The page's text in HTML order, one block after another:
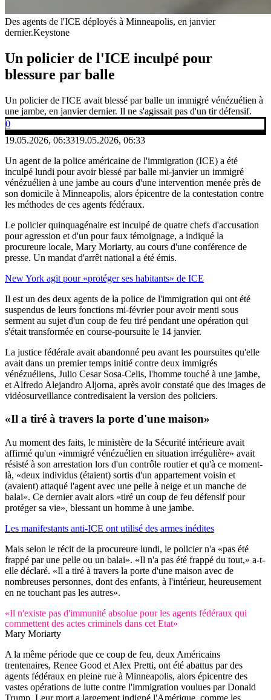
Des agents de l'ICE déployés à Minneapolis, en janvier
dernier.Keystone
Un policier de l'ICE inculpé pour
blessure par balle
Un policier de l'ICE avait blessé par balle un immigré vénézuélien à
une jambe, en janvier dernier. Il ne s'agissait pas d'un tir défensif.
0
19.05.2026, 06:3319.05.2026, 06:33
Un agent de la police américaine de l'immigration (ICE) a été
inculpé lundi pour avoir blessé par balle mi-janvier un immigré
vénézuélien à une jambe au cours d'une intervention menée près de
son domicile à Minneapolis, alors épicentre de la contestation contre
les méthodes de ces agents fédéraux.
Le policier quinquagénaire est inculpé de quatre chefs d'accusation
pour agression et d'un pour faux témoignage, a indiqué la
procureure locale, Mary Moriarty, au cours d'une conférence de
presse. Un mandat d'arrêt national a été émis.
New York agit pour «protéger ses habitants» de ICE
Il est un des deux agents de la police de l'immigration qui ont été
suspendus de leurs fonctions mi-février pour avoir menti sous
serment au sujet d'un coup de feu tiré pendant une opération qui
s'était transformée en course-poursuite le 14 janvier.
La justice fédérale avait abandonné peu avant les poursuites qu'elle
avait dans un premier temps initié contre deux immigrés
vénézuéliens, Julio Cesar Sosa-Celis, l'homme touché à une jambe,
et Alfredo Alejandro Aljorna, après avoir constaté que des images de
vidéosurveillance contredisaient la version des policiers.
«Il a tiré à travers la porte d'une maison»
Au moment des faits, le ministère de la Sécurité intérieure avait
affirmé qu'un «immigré vénézuélien en situation irrégulière» avait
résisté à son arrestation lors d'un contrôle routier et qu'à ce moment-
là, «deux individus (étaient) sortis d'un appartement voisin et
(avaient) attaqué l'agent avec une pelle à neige et un manche de
balai». Ce dernier avait alors «tiré un coup de feu défensif pour
protéger sa vie», blessant un homme à une jambe.
Les manifestants anti-ICE ont utilisé des armes inédites
Mais selon le récit de la procureure lundi, le policier n'a «pas été
frappé par une pelle ou un balai». «Il n'a pas été frappé du tout,» a-t-
elle déclaré. «Il a tiré à travers la porte d'une maison avec de
nombreuses personnes, dont des enfants, à l'intérieur, heureusement
en ne touchant pas les autres».
«Il n'existe pas d'immunité absolue pour les agents fédéraux qui
commettent des actes criminels dans cet Etat»
Mary Moriarty
A la même période que ce coup de feu, deux Américains
trentenaires, Renee Good et Alex Pretti, ont été abattus par des
agents fédéraux en pleine rue à Minneapolis, alors épicentre des
vastes opérations de lutte contre l'immigration voulues par Donald
Trump. Leur mort a largement indigné l'Amérique, comme les